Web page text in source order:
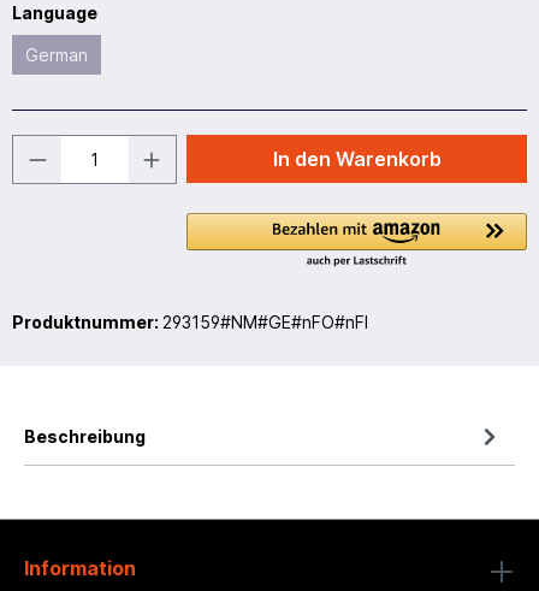
Language
German
In den Warenkorb
Produktnummer: 293159#NM#GE#nFO#nFI
Beschreibung
Information